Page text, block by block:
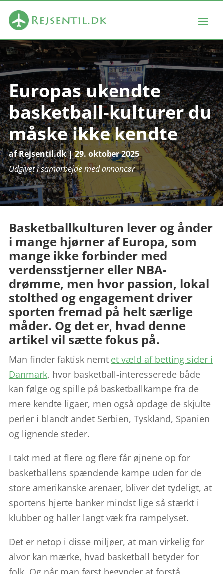
Europas ukendte
basketball-kulturer du
måske ikke kendte
afRejsentil.dk|29. oktober 2025
Udgivet i samarbejde med annoncør
Basketballkulturen lever og ånder
i mange hjørner af Europa, som
mange ikke forbinder med
verdensstjerner eller NBA-
drømme, men hvor passion, lokal
stolthed og engagement driver
sporten fremad på helt særlige
måder. Og det er, hvad denne
artikel vil sætte fokus på.
Man finder faktisk nemt et væld af betting sider i
Danmark, hvor basketball-interesserede både
kan følge og spille på basketballkampe fra de
mere kendte ligaer, men også opdage de skjulte
perler i blandt andet Serbien, Tyskland, Spanien
og lignende steder.
I takt med at flere og flere får øjnene op for
basketballens spændende kampe uden for de
store amerikanske arenaer, bliver det tydeligt, at
sportens hjerte banker mindst lige så stærkt i
klubber og haller langt væk fra rampelyset.
Det er netop i disse miljøer, at man virkelig for
alvor kan mærke, hvad basketball betyder for
folk. Og når man først begynder at forstå,